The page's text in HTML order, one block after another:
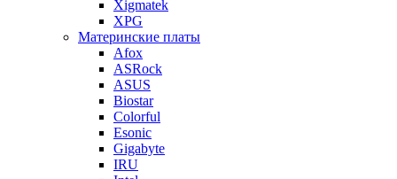
Xigmatek
XPG
Материнские платы
Afox
ASRock
ASUS
Biostar
Colorful
Esonic
Gigabyte
IRU